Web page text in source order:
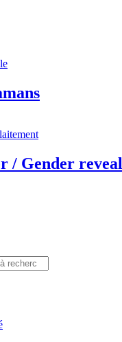
/ Gender reveal